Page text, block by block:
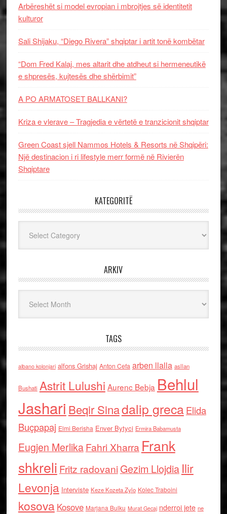
Arbëreshët si model evropian i mbrojtjes së identitetit
kulturor
Sali Shijaku, “Diego Rivera” shqiptar i artit tonë kombëtar
“Dom Fred Kalaj, mes altarit dhe atdheut si hermeneutikë
e shpresës, kujtesës dhe shërbimit”
A PO ARMATOSET BALLKANI?
Kriza e vlerave – Tragjedia e vërtetë e tranzicionit shqiptar
Green Coast sjell Nammos Hotels & Resorts në Shqipëri:
Një destinacion i ri lifestyle merr formë në Rivierën
Shqiptare
KATEGORITË
ARKIV
TAGS
albano kolonjari alfons Grishaj Anton Cefa arben llalla asllan
Bushati Astrit Lulushi Aurenc Bebja Behlul
Jashari Beqir Sinadalip grecaElida
Buçpapaj Elmi Berisha Enver Bytyci Ermira Babamusta
Eugjen MerlikaFahri Xharra Frank
shkreli Fritz radovaniGezim Llojdia Ilir
Levonja Interviste Keze Kozeta Zylo Kolec Traboini
kosova Kosove Marjana Bulku Murat Gecaj nderroi jete ne